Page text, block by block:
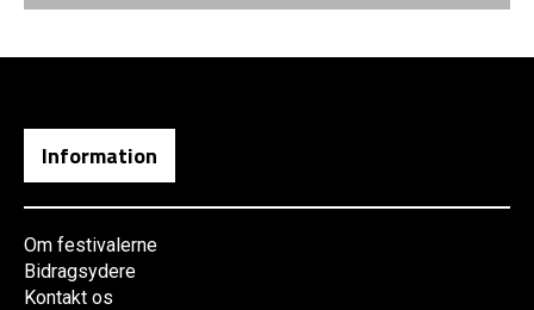
Information
Om festivalerne
Bidragsydere
Kontakt os